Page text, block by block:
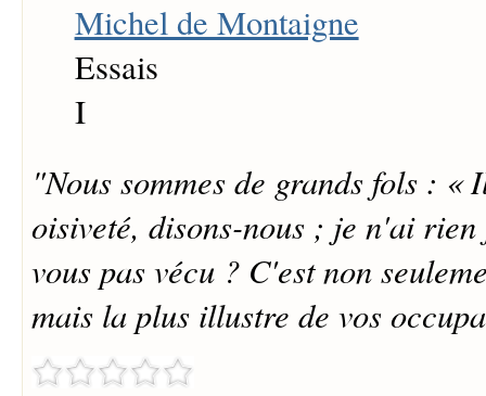
Michel de Montaigne
Essais
I
"Nous sommes de grands fols : «
oisiveté, disons-nous ; je n'ai
vous pas vécu ? C'est non
mais la plus illustre de vos